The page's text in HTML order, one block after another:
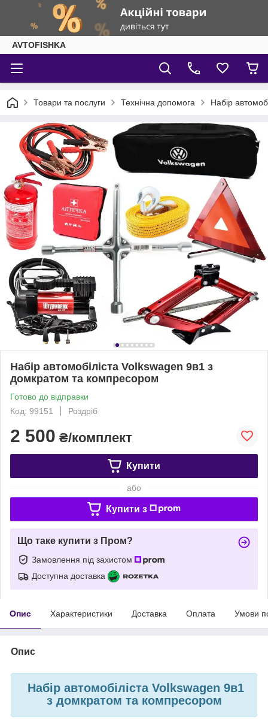
AVTOFISHKA
Товари та послуги Технічна допомога Набір
Набір автомобіліста Volkswagen 9в1 з
домкратом та компресором
Готово до відправки
Код: 99151
Роздріб
2 500 ₴/комплект
Купити
або
Купити з
Що таке купити з Пром?
Замовлення під захистом
Доступна доставка
Опис Характеристики Доставка Оплата Умови
Опис
Набір автомобіліста Volkswagen 9в1
з домкратом та компресором